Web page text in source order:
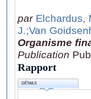
par Elchardus,
J.;Van
Organisme
Publication
Rapport
DÉTAILS